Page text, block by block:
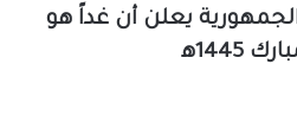
يعلن أن غداً هو